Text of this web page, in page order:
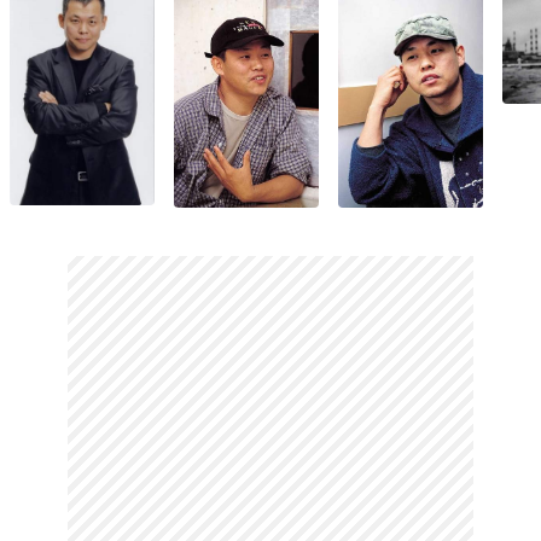
nefret etmenin içiçe geçişini anlattı. Yönetmenin sonraki filmi
'Real Fiction', bilinç ve bilinç dışı, gerçek ve fantazi arasında
kendine bir yer bulur. Real Fiction'ı 2001 yılında 'Address
Unknown', 2002' de 'Bad Guy' ve ''The Coast Guard'' izledi.
2003 yılında ise kendinin de orta yaşdaki budist rahibi
canlandırdığı filmi 'Spring, Summer, Fall, Winter... and Spring'
olağanüstü görselliğle beğeni topladı. Budist bir rahibin